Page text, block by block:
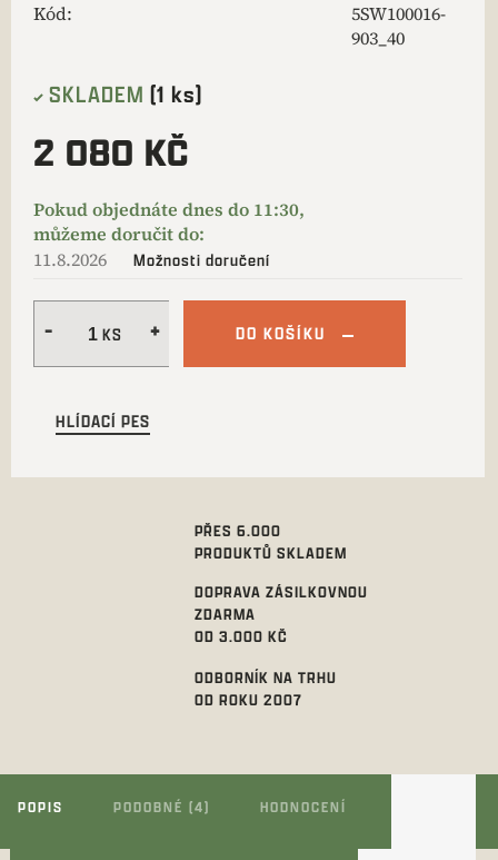
Kód:
5SW100016-
903_40
SKLADEM (1 ks)
2 080 KČ
11.8.2026 Možnosti doručení
DO KOŠÍKU
HLÍDACÍ PES
PŘES 6.000
PRODUKTŮ SKLADEM
DOPRAVA ZÁSILKOVNOU
ZDARMA
OD 3.000 KČ
ODBORNÍK NA TRHU
OD ROKU 2007
POPIS PODOBNÉ (4) HODNOCENÍ